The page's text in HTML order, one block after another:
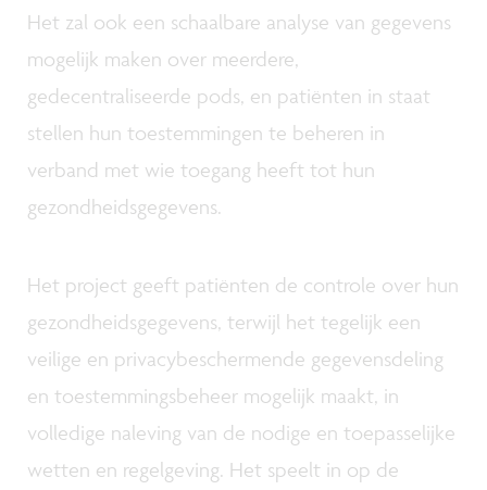
Het zal ook een schaalbare analyse van gegevens
mogelijk maken over meerdere,
gedecentraliseerde pods, en patiënten in staat
stellen hun toestemmingen te beheren in
verband met wie toegang heeft tot hun
gezondheidsgegevens.
Het project geeft patiënten de controle over hun
gezondheidsgegevens, terwijl het tegelijk een
veilige en privacybeschermende gegevensdeling
en toestemmingsbeheer mogelijk maakt, in
volledige naleving van de nodige en toepasselijke
wetten en regelgeving. Het speelt in op de